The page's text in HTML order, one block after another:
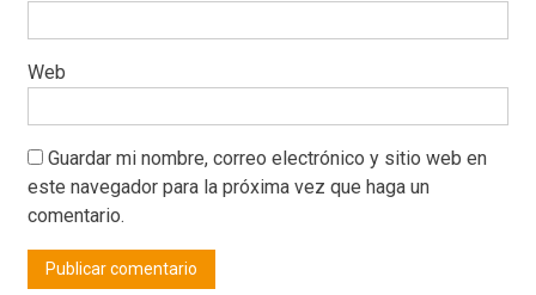
Web
Guardar mi nombre, correo electrónico y sitio web en
este navegador para la próxima vez que haga un
comentario.